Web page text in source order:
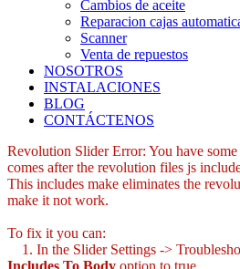
Cambios de aceite
Reparacion cajas
Scanner
Venta de repuestos
NOSOTROS
INSTALACIONES
BLOG
CONTÁCTENOS
Revolution Slider Error: You have
comes after the revolution files js
This includes make eliminates the
make it not work.
To fix it you can:
1. In the Slider Settings ->
Includes To Body option to true.